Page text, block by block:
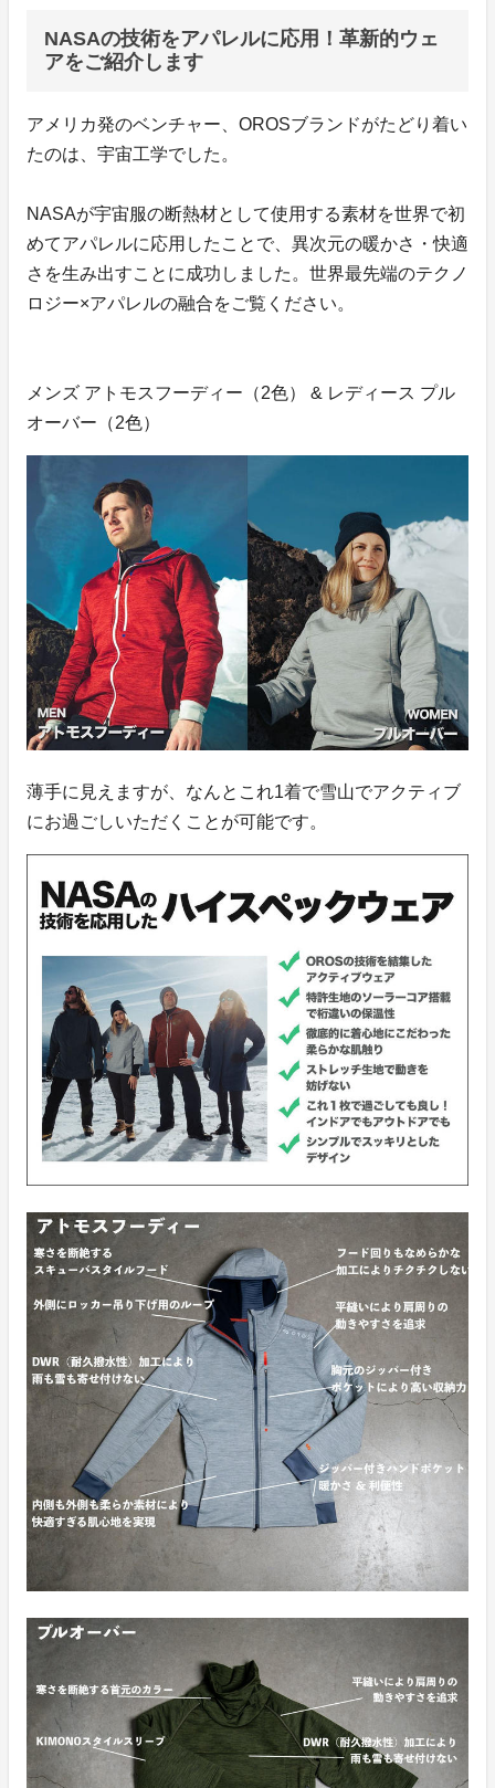
NASAの技術をアパレルに応用！革新的ウェ
アをご紹介します
アメリカ発のベンチャー、OROSブランドがたどり着い
たのは、宇宙工学でした。
NASAが宇宙服の断熱材として使用する素材を世界で初
めてアパレルに応用したことで、異次元の暖かさ・快適
さを生み出すことに成功しました。世界最先端のテクノ
ロジー×アパレルの融合をご覧ください。
メンズ アトモスフーディー（2色） & レディース プル
オーバー（2色）
薄手に見えますが、なんとこれ1着で雪山でアクティブ
にお過ごしいただくことが可能です。